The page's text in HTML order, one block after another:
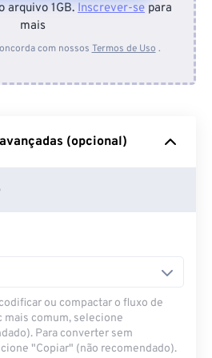
Drive
arquivo 1GB. Inscrever-se para
mais
com nossos Termos de Uso .
(opcional)
ou compactar o fluxo de
mais comum, selecione
Para converter sem
"Copiar" (não recomendado).